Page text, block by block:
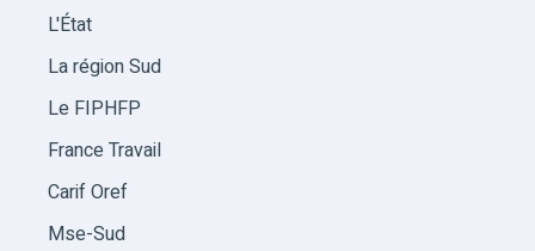
L'État
La région Sud
Le FIPHFP
France Travail
Carif Oref
Mse-Sud